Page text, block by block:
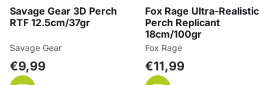
Savage Gear 3D Perch
RTF 12.5cm/37gr
Merk:
Savage Gear
Prijs: 9,99
€9,99
Fox Rage Ultra-Realistic
Perch Replicant
18cm/100gr
Merk:
Fox Rage
Prijs: 11,99
€11,99